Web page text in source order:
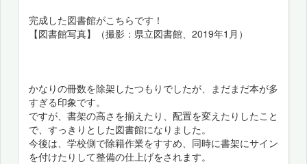
完成した図書館がこちらです！
【図書館写真】（撮影：県立図書館、2019年1月）
かなりの冊数を除架したつもりでしたが、まだまだ本が多
すぎる印象です。
ですが、書架の高さを揃えたり、配置を変えたりしたこと
で、すっきりとした図書館になりました。
今後は、学校側で除籍作業をすすめ、同時に書架にサイン
を付けたりして整備の仕上げをされます。